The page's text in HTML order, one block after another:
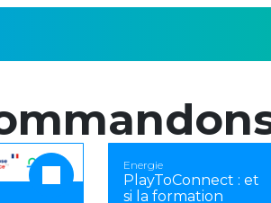
Energie
PlayToConnect : et
si la formation